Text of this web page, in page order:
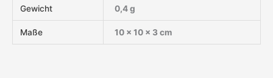
Gewicht 0,4 g
Maße 10 × 10 × 3 cm